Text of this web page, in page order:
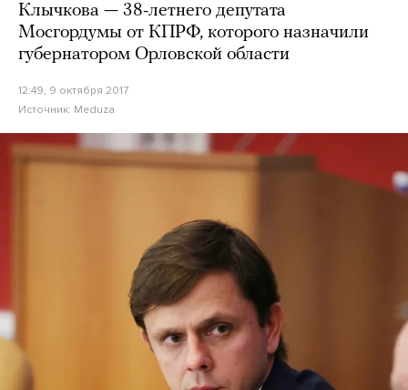
Клычкова — 38-летнего депутата
Мосгордумы от КПРФ, которого назначили
губернатором Орловской области
12:49, 9 октября 2017
Источник: Meduza